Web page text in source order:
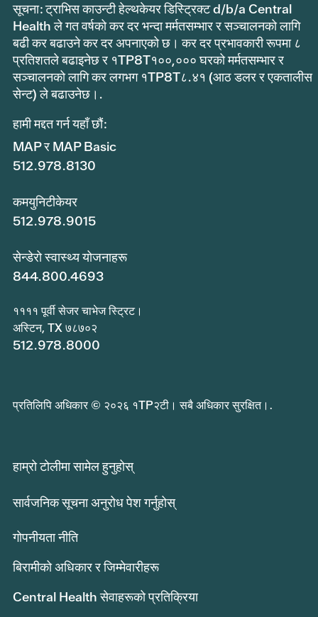
सूचना: ट्राभिस काउन्टी हेल्थकेयर डिस्ट्रिक्ट d/b/a Central
Health ले गत वर्षको कर दर भन्दा मर्मतसम्भार र सञ्चालनको लागि
बढी कर बढाउने कर दर अपनाएको छ। कर दर प्रभावकारी रूपमा ८
प्रतिशतले बढाइनेछ र १TP8T१००,००० घरको मर्मतसम्भार र
सञ्चालनको लागि कर लगभग १TP8T८.४१ (आठ डलर र एकतालीस
सेन्ट) ले बढाउनेछ।.
हामी मद्दत गर्न यहाँ छौं:
MAP र MAP Basic
512.978.8130
कमयुनिटीकेयर
512.978.9015
सेन्डेरो स्वास्थ्य योजनाहरू
844.800.4693
११११ पूर्वी सेजर चाभेज स्ट्रिट।
अस्टिन, TX ७८७०२
512.978.8000
प्रतिलिपि अधिकार © २०२६ १TP२टी। सबै अधिकार सुरक्षित।.
हाम्रो टोलीमा सामेल हुनुहोस्
सार्वजनिक सूचना अनुरोध पेश गर्नुहोस्
गोपनीयता नीति
बिरामीको अधिकार र जिम्मेवारीहरू
Central Health सेवाहरूको प्रतिक्रिया